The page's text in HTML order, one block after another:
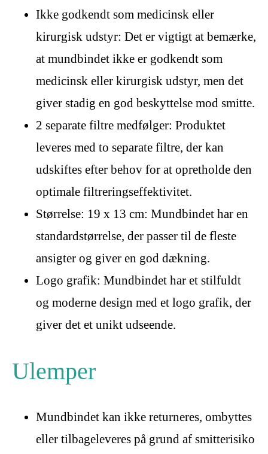
Ikke godkendt som medicinsk eller
kirurgisk udstyr: Det er vigtigt at bemærke,
at mundbindet ikke er godkendt som
medicinsk eller kirurgisk udstyr, men det
giver stadig en god beskyttelse mod smitte.
2 separate filtre medfølger: Produktet
leveres med to separate filtre, der kan
udskiftes efter behov for at opretholde den
optimale filtreringseffektivitet.
Størrelse: 19 x 13 cm: Mundbindet har en
standardstørrelse, der passer til de fleste
ansigter og giver en god dækning.
Logo grafik: Mundbindet har et stilfuldt
og moderne design med et logo grafik, der
giver det et unikt udseende.
Ulemper
Mundbindet kan ikke returneres, ombyttes
eller tilbageleveres på grund af smitterisiko